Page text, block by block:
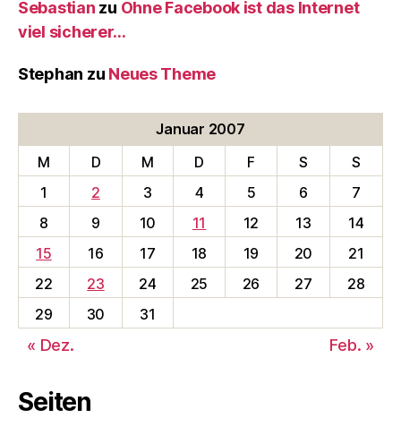
Sebastian zu Ohne Facebook ist das Internet
viel sicherer…
Stephan zu Neues Theme
Januar 2007
M
D M D F S
S
1
2 3 4 5 6
7
8
9 10 11 12 13
14
15
16 17 18 19 20
21
22
23 24 25 26 27
28
29
30 31
« Dez. Feb. »
Seiten